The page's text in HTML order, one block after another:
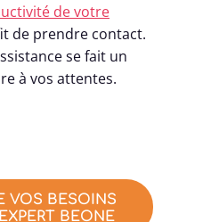
de votre
de prendre contact.
se fait un
à vos attentes.
VOS BESOINS
BEONE